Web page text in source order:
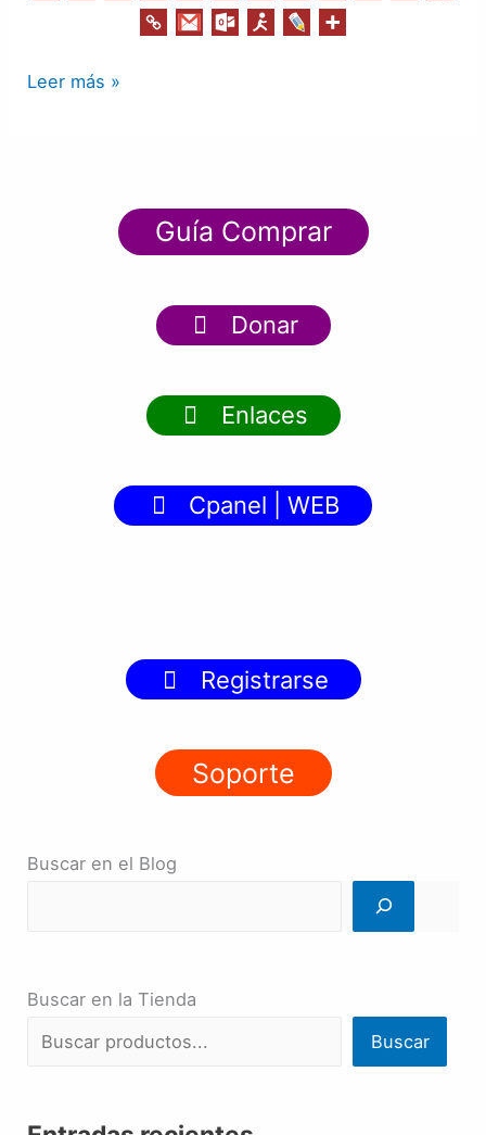
Leer más »
Guía Comprar
Donar
Enlaces
Cpanel | WEB
Registrarse
Soporte
Buscar en el Blog
Buscar en la Tienda
Buscar